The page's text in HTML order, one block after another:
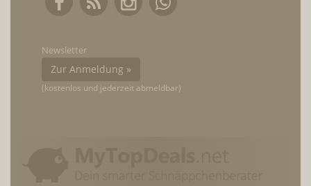
Newsletter
Zur Anmeldung »
(kostenlos und jederzeit abmeldbar)